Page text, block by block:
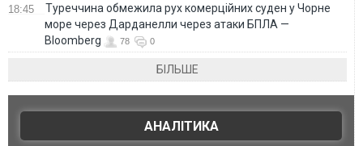
18:45
Туреччина обмежила рух комерційних суден у Чорне
море через Дарданелли через атаки БПЛА —
Bloomberg
78 0
БІЛЬШЕ
АНАЛІТИКА